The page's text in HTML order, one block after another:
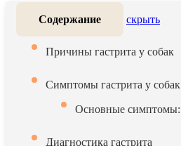
Содержание скрыть
Причины гастрита у собак
Симптомы гастрита у собак
Основные симптомы:
Диагностика гастрита